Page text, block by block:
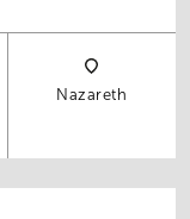
Nazareth